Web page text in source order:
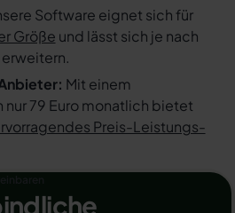
Software eignet sich für
Größe und lässt sich je nach
Mit einem
nur 79 Euro monatlich bietet
Preis-Leistungs-